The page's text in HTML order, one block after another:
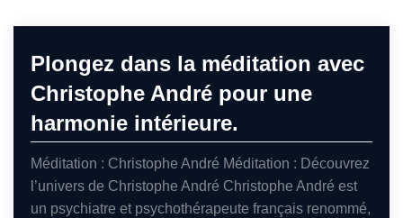
Plongez dans la méditation avec
Christophe André pour une
harmonie intérieure.
Méditation : Christophe André Méditation : Découvrez
l’univers de Christophe André Christophe André est
un psychiatre et psychothérapeute français renommé,